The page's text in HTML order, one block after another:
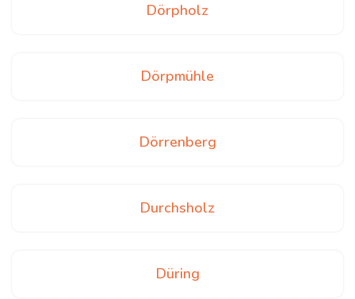
Dörpholz
Dörpmühle
Dörrenberg
Durchsholz
Düring